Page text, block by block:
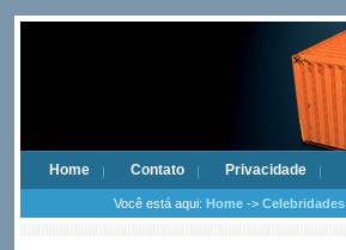
Home Contato Privacidade
Você está aqui: Home -> Celebridades